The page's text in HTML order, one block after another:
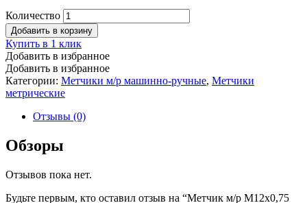
Количество
Добавить в корзину
Купить в 1 клик
Добавить в избранное
Добавить в избранное
Категории: Метчики м/р машинно-ручные, Метчики
метрические
Отзывы (0)
Обзоры
Отзывов пока нет.
Будьте первым, кто оставил отзыв на “Метчик м/р М12х0,75